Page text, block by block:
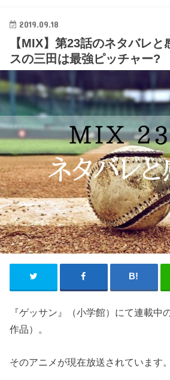
2019.09.18
【MIX】第23話のネタバレ
スの三田は最強ピッチャー?
『ゲッサン』（小学館）にて連載中
作品）。
そのアニメが現在放送されています。